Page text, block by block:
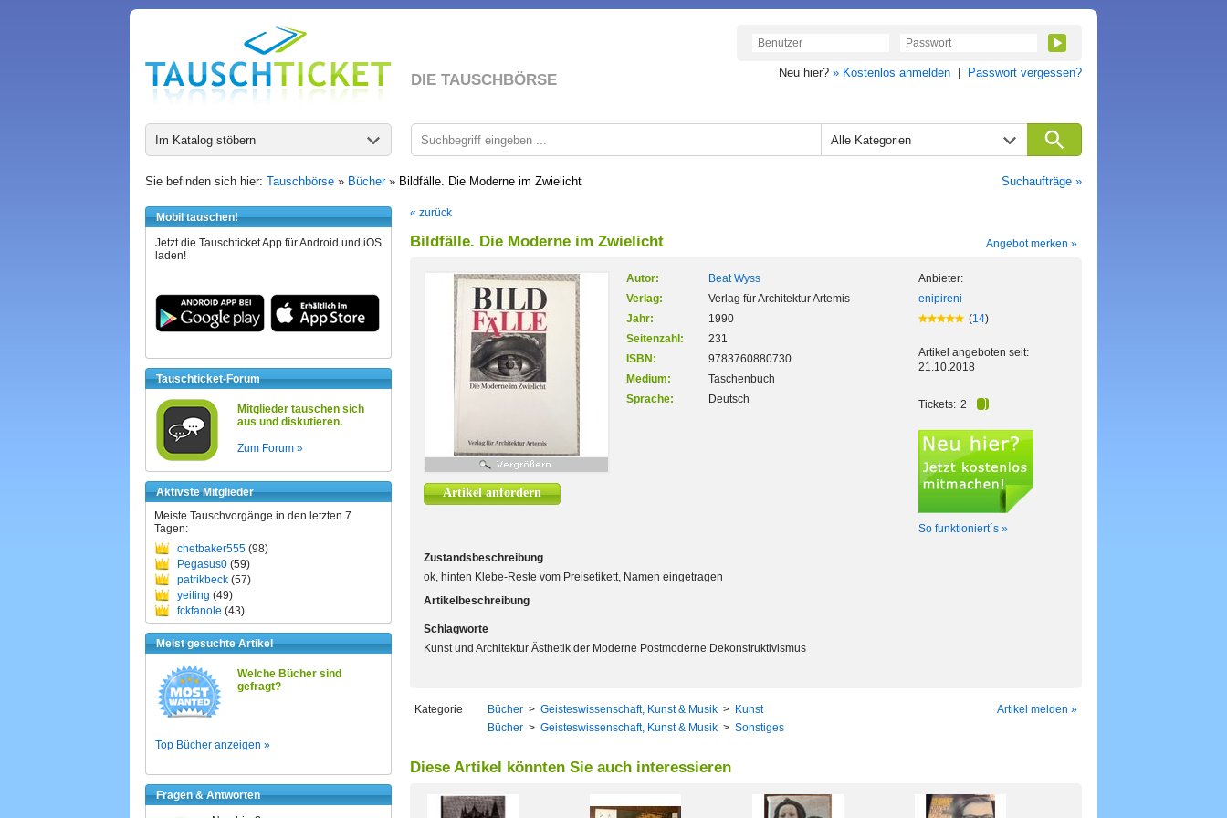
DIE TAUSCHBÖRSE Neu hier? » Kostenlos anmelden Passwort vergessen?
Im Katalog stöbern Alle Kategorien
Sie befinden sich hier: Tauschbörse » Bücher» Bildfälle. Die Moderne im Zwielicht Suchaufträge »
Mobil tauschen!
Jetzt die Tauschticket App für Android und iOS
laden!
Tauschticket-Forum
Mitglieder tauschen sich
aus und diskutieren.
Zum Forum »
Aktivste Mitglieder
Meiste Tauschvorgänge in den letzten 7
Tagen:
chetbaker555 (98)
Pegasus0 (59)
patrikbeck (57)
yeiting (49)
fckfanole (43)
Meist gesuchte Artikel
Welche Bücher sind
gefragt?
Top Bücher anzeigen »
Fragen & Antworten
« zurück
Bildfälle. Die Moderne im Zwielicht Angebot merken »
Artikel anfordern
Autor:
Beat Wyss
Verlag:
Verlag für Architektur Artemis
Jahr:
1990
Seitenzahl:
231
ISBN:
9783760880730
Medium:
Taschenbuch
Sprache:
Deutsch
Anbieter:
enipireni
(14)
Artikel angeboten seit:
21.10.2018
Tickets: 2
So funktioniert´s »
Zustandsbeschreibung
ok, hinten Klebe-Reste vom Preisetikett, Namen eingetragen
Artikelbeschreibung
Schlagworte
Kunst und Architektur Ästhetik der Moderne Postmoderne Dekonstruktivismus
Kategorie Bücher > Geisteswissenschaft, Kunst & Musik > Kunst
Bücher > Geisteswissenschaft, Kunst & Musik > Sonstiges
Artikel melden »
Diese Artikel könnten Sie auch interessieren